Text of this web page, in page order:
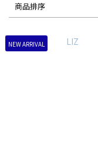
商品排序
NEW ARRIVAL